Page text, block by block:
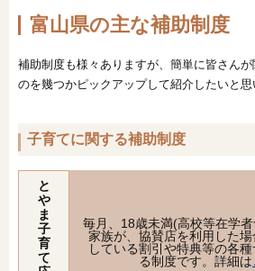
富山県の主な補助制度
補助制度も様々ありますが、簡単に皆さん
のを幾つかピックアップして紹介したいと思
子育てに関する補助制度
と
や
ま
子
育
て
毎月、18歳未満(高校等在学
家族が、協賛店を利用した
している割引や特典等の各
る制度です。詳細は